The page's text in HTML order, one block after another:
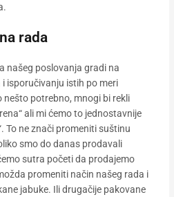
rada
našeg poslovanja gradi na
isporučivanju istih po meri
nešto potrebno, mnogi bi rekli
ali mi ćemo to jednostavnije
To ne znači promeniti suštinu
smo do danas prodavali
sutra početi da prodajemo
promeniti način našeg rada i
jabuke. Ili drugačije pakovane